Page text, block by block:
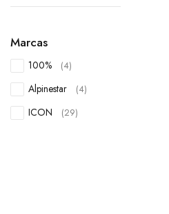
Marcas
100% (4)
Alpinestar (4)
ICON (29)